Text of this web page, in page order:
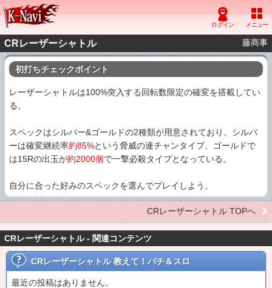
CRレーザーシャトル 藤商事
初打ちチェックポイント
レーザーシャトルは100%突入する回転数限定の確変を搭載してい
る。
スペックはシルバー&ゴールドの2種類が用意されており、シルバ
ーは確変継続率約85%という脅威の連チャンタイプ、ゴールドで
は15Rの出玉が約2000個で一撃必殺タイプとなっている。
自分に合った好みのスペックを選んでプレイしよう。
CRレーザーシャトル TOPへ
CRレーザーシャトル - 関連コンテンツ
CRレーザーシャトル教えて！パチ＆スロ
最近の投稿はありません。